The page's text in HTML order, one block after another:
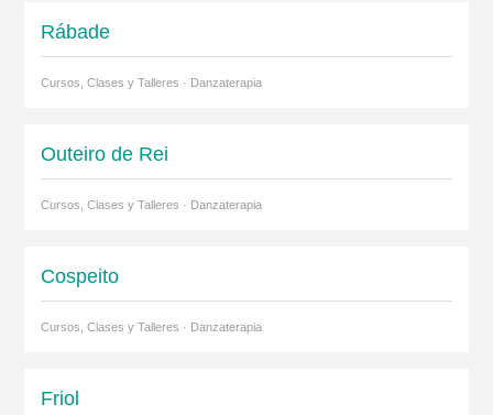
Rábade
Cursos, Clases y Talleres · Danzaterapia
Outeiro de Rei
Cursos, Clases y Talleres · Danzaterapia
Cospeito
Cursos, Clases y Talleres · Danzaterapia
Friol